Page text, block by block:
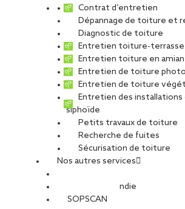
Contrat d’entretien
Dépannage de toiture et
Diagnostic de toiture
Entretien toiture-terrasse
Entretien toiture en
Entretien de toiture
Entretien de toiture
Entretien des installations
siphoïde
Petits travaux de toiture
Recherche de fuites
Sécurisation de toiture
Nos autres services
Sécurité Incendie
SOPSCAN